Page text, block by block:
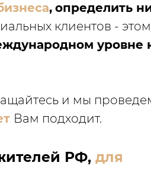
, определить
клиентов -
уровне
и мы
Вам подходит.
РФ, для